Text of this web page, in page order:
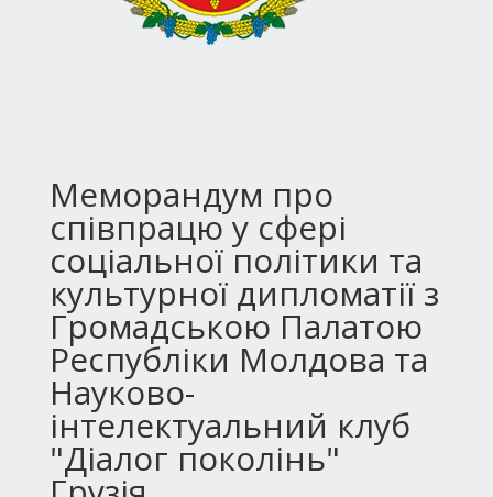
Меморандум про
співпрацю у сфері
соціальної політики та
культурної дипломатії з
Громадською Палатою
Республіки Молдова та
Науково-
інтелектуальний клуб
"Діалог поколінь"